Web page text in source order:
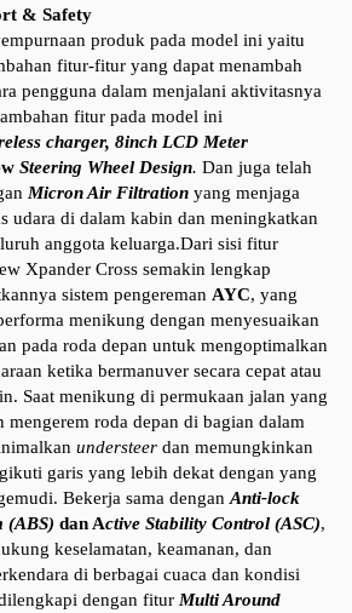
& Safety
produk pada model ini yaitu
fitur-fitur yang dapat menambah
pengguna dalam menjalani aktivitasnya
fitur pada model ini
charger, 8inch LCD Meter
Steering Wheel Design. Dan juga telah
Micron Air Filtration yang menjaga
udara di dalam kabin dan meningkatkan
anggota keluarga.Dari sisi fitur
Xpander Cross semakin lengkap
sistem pengereman AYC, yang
menikung dengan menyesuaikan
pada roda depan untuk mengoptimalkan
ketika bermanuver secara cepat atau
Saat menikung di permukaan jalan yang
mengerem roda depan di bagian dalam
understeer dan memungkinkan
garis yang lebih dekat dengan yang
Bekerja sama dengan Anti-lock
(ABS) dan Active Stability Control (ASC),
keselamatan, keamanan, dan
di berbagai cuaca dan kondisi
dengan fitur Multi Around